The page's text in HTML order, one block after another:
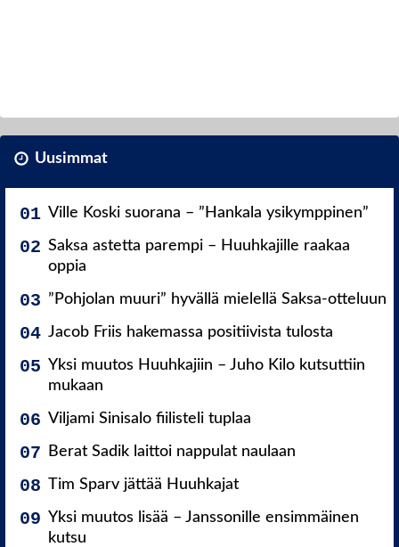
Uusimmat
Ville Koski suorana – ”Hankala ysikymppinen”
Saksa astetta parempi – Huuhkajille raakaa
oppia
”Pohjolan muuri” hyvällä mielellä Saksa-otteluun
Jacob Friis hakemassa positiivista tulosta
Yksi muutos Huuhkajiin – Juho Kilo kutsuttiin
mukaan
Viljami Sinisalo fiilisteli tuplaa
Berat Sadik laittoi nappulat naulaan
Tim Sparv jättää Huuhkajat
Yksi muutos lisää – Janssonille ensimmäinen
kutsu